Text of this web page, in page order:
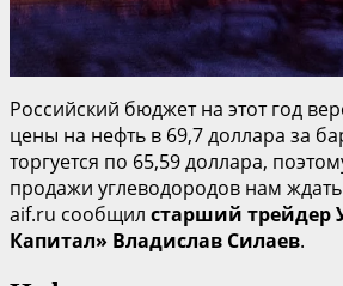
Российский бюджет на этот год
цены на нефть в 69,7 доллара за
торгуется по 65,59 доллара,
продажи углеводородов нам
aif.ru сообщил старший трейдер
Капитал» Владислав Силаев.